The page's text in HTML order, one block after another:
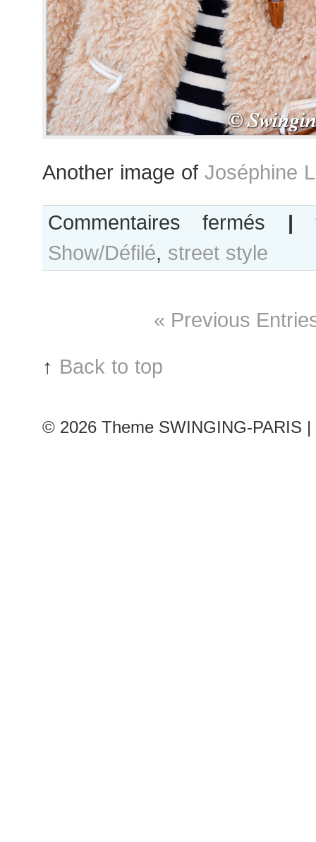
Another image of Joséphine
Commentaires fermés Joséphine
Le
Tutour
de
|
Show/Défilé, street style
« Previous
↑ Back to top
© 2026 Theme SWINGING-PARIS